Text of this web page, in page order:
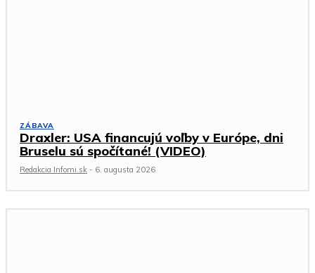
ZÁBAVA
Draxler: USA financujú voľby v Európe, dni
Bruselu sú spočítané! (VIDEO)
Redakcia Infomi.sk - 6. augusta 2026